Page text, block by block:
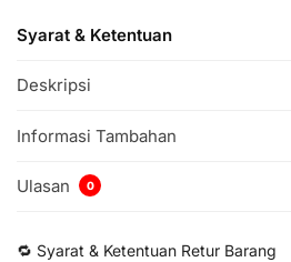
Syarat & Ketentuan
Deskripsi
Informasi Tambahan
Ulasan 0
🔁 Syarat & Ketentuan Retur Barang